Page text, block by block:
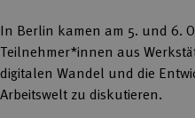
In Berlin kamen am 5. und 6.
Teilnehmer*innen aus
digitalen Wandel und die
Arbeitswelt zu diskutieren.